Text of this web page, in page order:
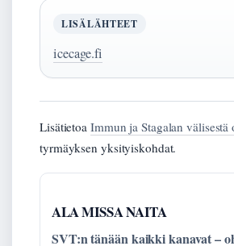
LISÄLÄHTEET
icecage.fi
Lisätietoa Immun ja Stagalan välisestä
tyrmäyksen yksityiskohdat.
ALA MISSA NAITA
SVT:n tänään kaikki kanavat –